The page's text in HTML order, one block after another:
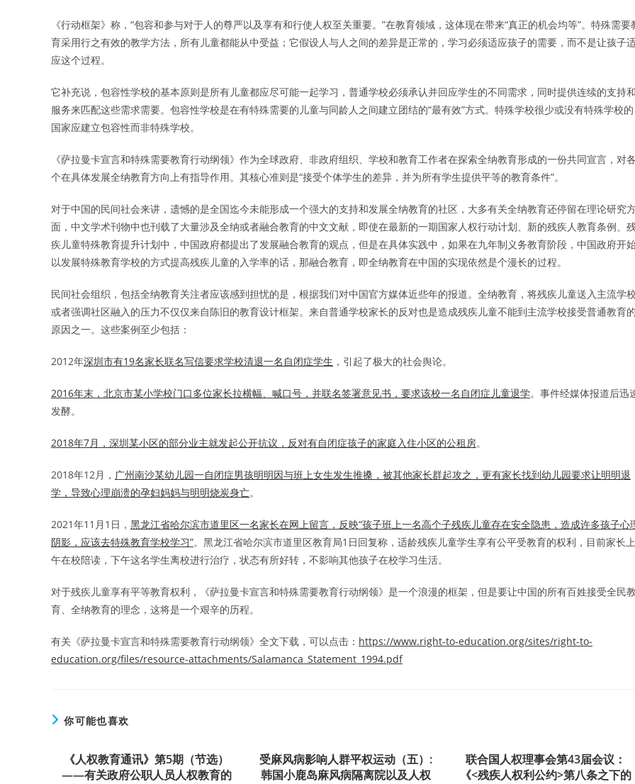
《行动框架》称，“包容和参与对于人的尊严以及享有和行使人权至关重要。”在教育领域，这体现在带来“真正的机会均等”。特殊需要
育采用行之有效的教学方法，所有儿童都能从中受益；它假设人与人之间的差异是正常的，学习必须适应孩子的需要，而不是让孩子
应这个过程。
它补充说，包容性学校的基本原则是所有儿童都应尽可能一起学习，普通学校必须承认并回应学生的不同需求，同时提供连续的支持和
服务来匹配这些需求需要。包容性学校是在有特殊需要的儿童与同龄人之间建立团结的“最有效”方式。特殊学校很少或没有特殊学校的
国家应建立包容性而非特殊学校。
《萨拉曼卡宣言和特殊需要教育行动纲领》作为全球政府、非政府组织、学校和教育工作者在探索全纳教育形成的一份共同宣言，对各
个在具体发展全纳教育方向上有指导作用。其核心准则是“接受个体学生的差异，并为所有学生提供平等的教育条件”。
对于中国的民间社会来讲，遗憾的是全国迄今未能形成一个强大的支持和发展全纳教育的社区，大多有关全纳教育还停留在理论研究
面，中文学术刊物中也刊载了大量涉及全纳或者融合教育的中文文献，即使在最新的一期国家人权行动计划、新的残疾人教育条例、
疾儿童特殊教育提升计划中，中国政府都提出了发展融合教育的观点，但是在具体实践中，如果在九年制义务教育阶段，中国政府开
以发展特殊教育学校的方式提高残疾儿童的入学率的话，那融合教育，即全纳教育在中国的实现依然是个漫长的过程。
民间社会组织，包括全纳教育关注者应该感到担忧的是，根据我们对中国官方媒体近些年的报道。全纳教育，将残疾儿童送入主流学校
或者强调社区融入的压力不仅仅来自陈旧的教育设计框架。来自普通学校家长的反对也是造成残疾儿童不能到主流学校接受普通教育的
原因之一。这些案例至少包括：
2012年深圳市有19名家长联名写信要求学校清退一名自闭症学生 ，引起了极大的社会舆论。
2016年末，北京市某小学校门口多位家长拉横幅、喊口号，并联名签署意见书，要求该校一名自闭症儿童退学。事件经媒体报道后迅
发酵。
2018年7月，深圳某小区的部分业主就发起公开抗议，反对有自闭症孩子的家庭入住小区的公租房。
2018年12月， 广州南沙某幼儿园一自闭症男孩明明因与班上女生发生推搡，被其他家长群起攻之，更有家长找到幼儿园要求让明明退
学，导致心理崩溃的孕妇妈妈与明明烧炭身亡。
2021年11月1日， 黑龙江省哈尔滨市道里区一名家长在网上留言，反映“孩子班上一名高个子残疾儿童存在安全隐患，造成许多孩子心
阴影，应该去特殊教育学校学习”。黑龙江省哈尔滨市道里区教育局1日回复称，适龄残疾儿童学生享有公平受教育的权利，目前家长上
午在校陪读，下午这名学生离校进行治疗，状态有所好转，不影响其他孩子在校学习生活。
对于残疾儿童享有平等教育权利，《萨拉曼卡宣言和特殊需要教育行动纲领》是一个浪漫的框架，但是要让中国的所有百姓接受全民教
育、全纳教育的理念，这将是一个艰辛的历程。
有关《萨拉曼卡宣言和特殊需要教育行动纲领》全文下载，可以点击： https://www.right-to-education.org/sites/right-to-
education.org/files/resource-attachments/Salamanca_Statement_1994.pdf
你可能也喜欢
《人权教育通讯》第5期（节选）
——有关政府公职人员人权教育的
受麻风病影响人群平权运动（五）:
韩国小鹿岛麻风病隔离院以及人权
联合国人权理事会第43届会议：
《<残疾人权利公约>第八条之下的